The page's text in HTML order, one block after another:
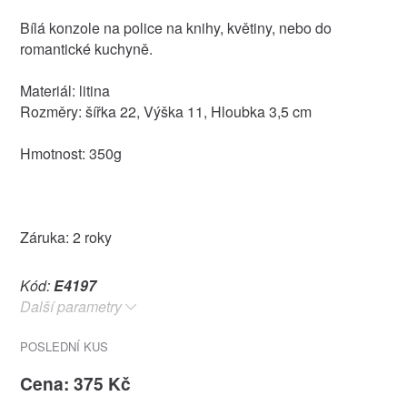
Bílá konzole na police na knihy, květiny, nebo do
romantické kuchyně.
Materiál: litina
Rozměry: šířka 22, Výška 11, Hloubka 3,5 cm
Hmotnost: 350g
Záruka: 2 roky
Kód:E4197
Další parametry
POSLEDNÍ KUS
Cena: 375 Kč